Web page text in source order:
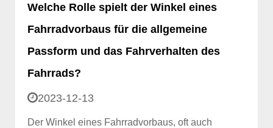
Welche Rolle spielt der Winkel eines
Fahrradvorbaus für die allgemeine
Passform und das Fahrverhalten des
Fahrrads?
2023-12-13
Der Winkel eines Fahrradvorbaus, oft auch